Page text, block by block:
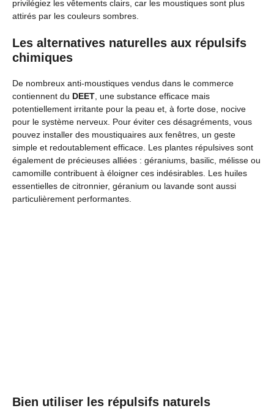
privilégiez les vêtements clairs, car les moustiques sont plus
attirés par les couleurs sombres.
Les alternatives naturelles aux répulsifs
chimiques
De nombreux anti-moustiques vendus dans le commerce
contiennent du DEET , une substance efficace mais
potentiellement irritante pour la peau et, à forte dose, nocive
pour le système nerveux. Pour éviter ces désagréments, vous
pouvez installer des moustiquaires aux fenêtres, un geste
simple et redoutablement efficace. Les plantes répulsives sont
également de précieuses alliées : géraniums, basilic, mélisse ou
camomille contribuent à éloigner ces indésirables. Les huiles
essentielles de citronnier, géranium ou lavande sont aussi
particulièrement performantes.
Bien utiliser les répulsifs naturels